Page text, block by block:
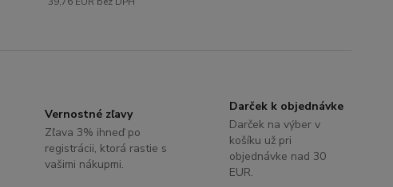
Vernostné zľavy
Zľava 3% ihneď po
registrácii, ktorá rastie s
vašimi nákupmi.
Darček k objednávke
Darček na výber v
košíku už pri
objednávke nad 30
EUR.